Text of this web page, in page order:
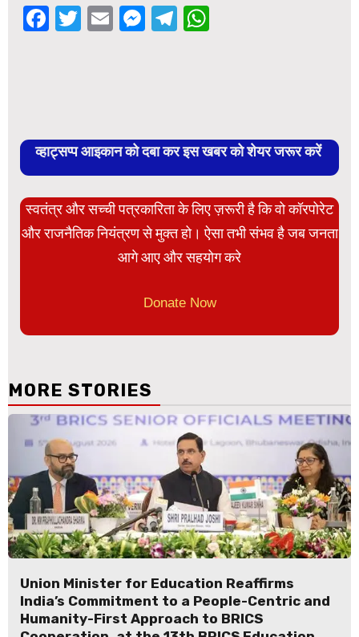
Facebook
Twitter
EmailMessenger
Telegram
व्हाट्सप्प आइकान को दबा कर इस खबर को शेयर जरूर करें
स्वतंत्र और सच्ची पत्रकारिता के लिए ज़रूरी है कि वो कॉरपोरेट
और राजनैतिक नियंत्रण से मुक्त हो। ऐसा तभी संभव है जब जनता
आगे आए और सहयोग करे
Donate Now
MORE STORIES
Union Minister for Education Reaffirms
India’s Commitment to a People-Centric and
Humanity-First Approach to BRICS